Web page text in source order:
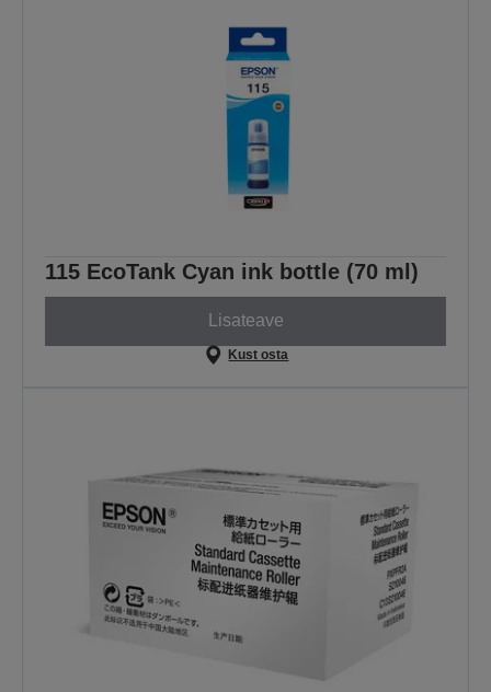
115 EcoTank Cyan ink bottle (70 ml)
Lisateave
Kust osta